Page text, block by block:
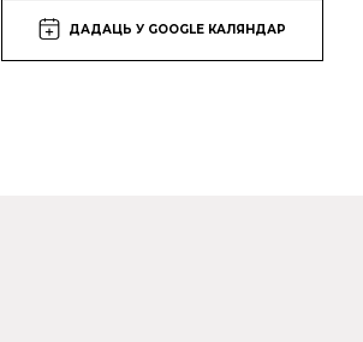
ДАДАЦЬ У GOOGLE КАЛЯНДАР